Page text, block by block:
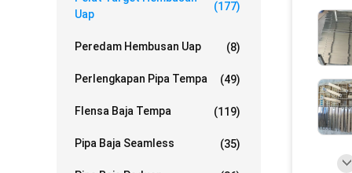
Uap
(177)
Peredam Hembusan Uap (8)
Perlengkapan Pipa Tempa (49)
Flensa Baja Tempa (119)
Pipa Baja Seamless (35)